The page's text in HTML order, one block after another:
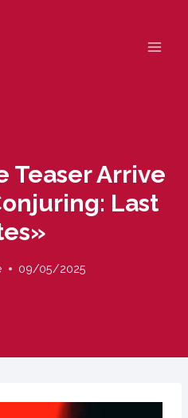
Teaser Arrive
Last
09/05/2025